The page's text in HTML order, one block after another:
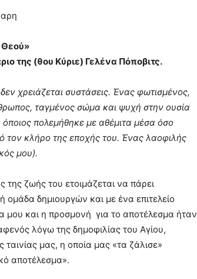
της (θου Κύριε) Γελένα Πόποβιτς.
χρειάζεται συστάσεις. Ένας φωτισμένος,
ταγμένος σώμα και ψυχή στην ουσία
πολεμήθηκε με αθέμιτα μέσα όσο
τον κλήρο της εποχής του. Ένας λαοφιλής
μου).
ζωής του ετοιμάζεται να πάρει
ομάδα δημιουργών και με ένα επιτελείο
και η προσμονή για το αποτέλεσμα ήταν
λόγω της δημοφιλίας του Αγίου,
μας, η οποία μας «τα ζάλισε»
αποτέλεσμα».